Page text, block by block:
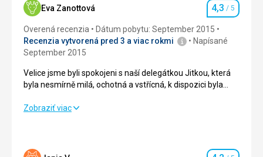
Eva Zanottová Hodnotenie
4,3 / 5
Overená recenzia
Dátum pobytu: September 2015
Recenzia vytvorená pred 3 a viac rokmi
Napísané
September 2015
Velice jsme byli spokojeni s naší delegátkou Jitkou, která
byla nesmírně milá, ochotná a vstřícná, k dispozici byla
doporučit všem, kteří si přejí prožít klidnou dovolenou.
Velice jsme byli spokojeni s naší delegátkou Jitkou, která
Zobraziť viac